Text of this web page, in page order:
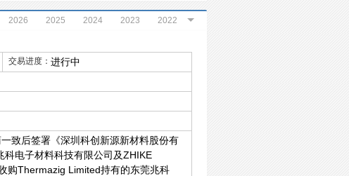
2026 2025 2024 2023 2022
交易进度： 进行中
致后签署《深圳科创新源新材料股份有
电子材料科技有限公司及ZHIKE
购Thermazig Limited持有的东莞兆科